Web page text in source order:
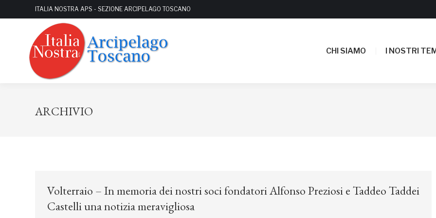
ITALIA NOSTRA APS - SEZIONE ARCIPELAGO TOSCANO
CHI SIAMO I NOSTRI
ARCHIVIO
Volterraio – In memoria dei nostri soci fondatori Alfonso Preziosi e Taddeo Taddei
Castelli una notizia meravigliosa